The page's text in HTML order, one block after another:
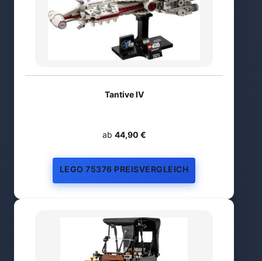
Tantive IV
ab 44,90 €
LEGO 75376 PREISVERGLEICH